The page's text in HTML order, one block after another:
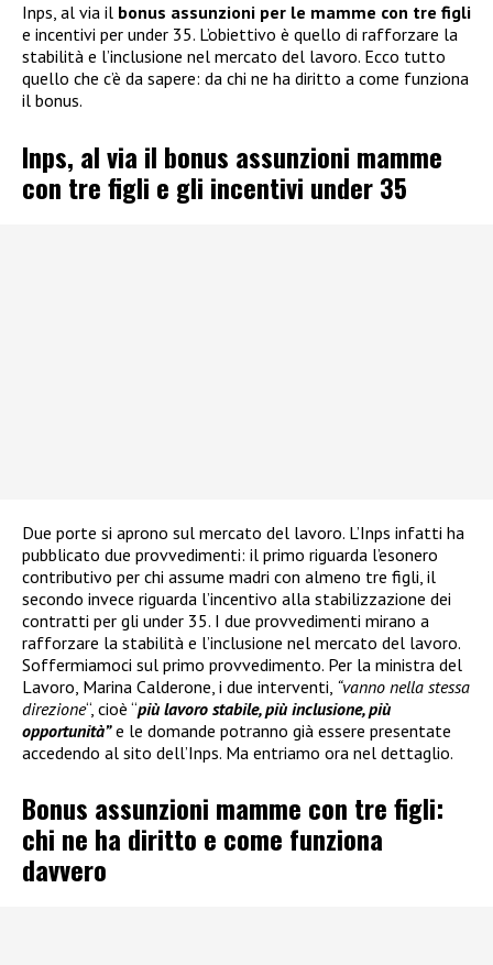
Inps, al via il bonus assunzioni per le mamme con tre figli
e incentivi per under 35. L’obiettivo è quello di rafforzare la
stabilità e l’inclusione nel mercato del lavoro. Ecco tutto
quello che c’è da sapere: da chi ne ha diritto a come funziona
il bonus.
Inps, al via il bonus assunzioni mamme
con tre figli e gli incentivi under 35
Due porte si aprono sul mercato del lavoro. L’Inps infatti ha
pubblicato due provvedimenti: il primo riguarda l’esonero
contributivo per chi assume madri con almeno tre figli, il
secondo invece riguarda l’incentivo alla stabilizzazione dei
contratti per gli under 35. I due provvedimenti mirano a
rafforzare la stabilità e l’inclusione nel mercato del lavoro.
Soffermiamoci sul primo provvedimento. Per la ministra del
Lavoro, Marina Calderone, i due interventi, “vanno nella stessa
direzione“, cioè “più lavoro stabile, più inclusione, più
opportunità”e le domande potranno già essere presentate
accedendo al sito dell’Inps. Ma entriamo ora nel dettaglio.
Bonus assunzioni mamme con tre figli:
chi ne ha diritto e come funziona
davvero